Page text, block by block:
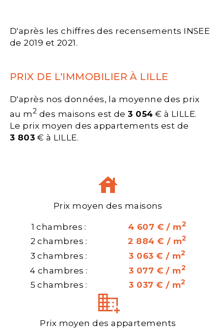
D'après les chiffres des recensements INSEE
de 2019 et 2021.
PRIX DE L'IMMOBILIER À LILLE
D'après nos données, la moyenne des prix
au m2 des maisons est de3 054 € à LILLE.
Le prix moyen des appartements est de
3 803 € à LILLE.
Prix moyen des maisons
1 chambres : 4 607 € / m2
2 chambres : 2 884 € / m2
3 chambres : 3 063 € / m2
4 chambres : 3 077 € / m2
5 chambres : 3 037 € / m2
Prix moyen des appartements